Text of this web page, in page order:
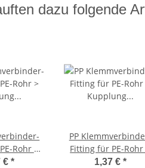
dazu folgende
Rohr >
mit
€*
PP
Fitting für PE-Rohr
Kupplung (i-i) 32mm
1,37 € *